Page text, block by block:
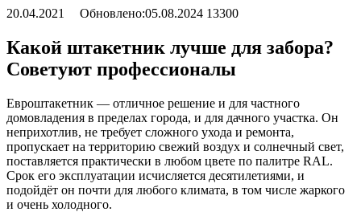
20.04.2021 Обновлено:05.08.2024 13300
Какой штакетник лучше для забора?
Советуют профессионалы
Евроштакетник — отличное решение и для частного
домовладения в пределах города, и для дачного участка. Он
неприхотлив, не требует сложного ухода и ремонта,
пропускает на территорию свежий воздух и солнечный свет,
поставляется практически в любом цвете по палитре RAL.
Срок его эксплуатации исчисляется десятилетиями, и
подойдёт он почти для любого климата, в том числе жаркого
и очень холодного.